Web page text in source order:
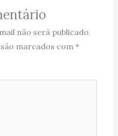
não será publicado.
marcados com *